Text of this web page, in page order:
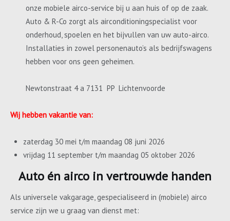
onze mobiele airco-service bij u aan huis of op de zaak.
Auto & R-Co zorgt als airconditioningspecialist voor
onderhoud, spoelen en het bijvullen van uw auto-airco.
Installaties in zowel personenauto’s als bedrijfswagens
hebben voor ons geen geheimen.
Newtonstraat 4 a 7131 PP Lichtenvoorde
Wij hebben vakantie van:
zaterdag 30 mei t/m maandag 08 juni 2026
vrijdag 11 september t/m maandag 05 oktober 2026
Auto én airco in vertrouwde handen
Als universele vakgarage, gespecialiseerd in (mobiele) airco
service zijn we u graag van dienst met: